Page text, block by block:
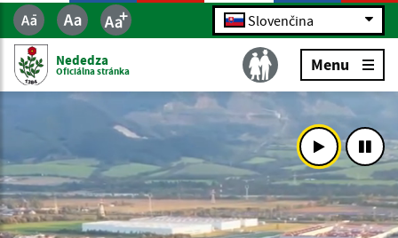
Slovenčina
Nededza
Oficiálna stránka Menu